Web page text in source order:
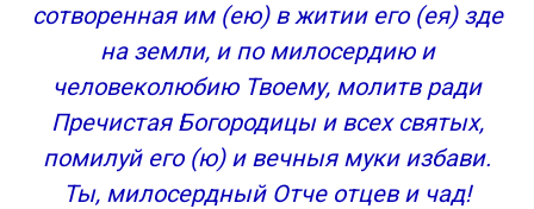
сотворенная им (ею) в житии его (ея) зде
на земли, и по милосердию и
человеколюбию Твоему, молитв ради
Пречистая Богородицы и всех святых,
помилуй его (ю) и вечныя муки избави.
Ты, милосердный Отче отцев и чад!